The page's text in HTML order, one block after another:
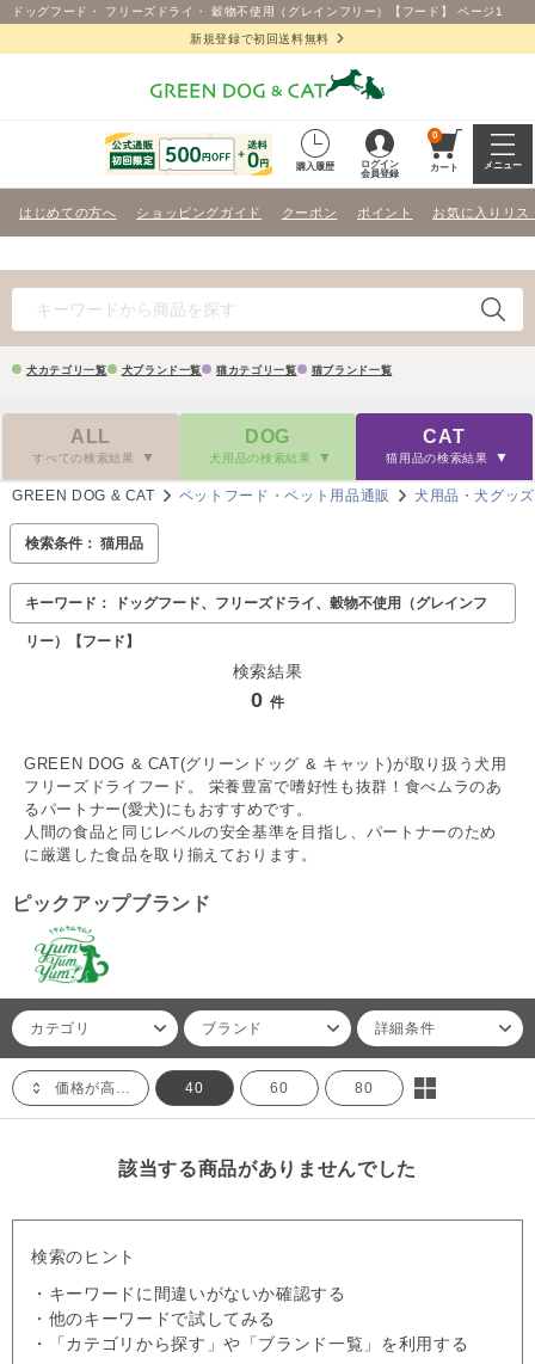
ドッグフード・ フリーズドライ・ 穀物不使用（グレインフリー）【フード】 ページ1
新規登録で初回送料無料
購入履歴
ログイン
会員登録
0
カート メニュー
はじめての方へ ショッピングガイド クーポン ポイント お気に入りリス
犬カテゴリ一覧 犬ブランド一覧 猫カテゴリ一覧 猫ブランド一覧
ALL
すべての検索結果
DOG
犬用品の検索結果
CAT
猫用品の検索結果
GREEN DOG & CAT ペットフード・ペット用品通販 犬用品・犬グッズ
検索条件： 猫用品
キーワード： ドッグフード、フリーズドライ、穀物不使用（グレインフ
リー）【フード】
検索結果
0 件
GREEN DOG & CAT(グリーンドッグ & キャット)が取り扱う犬用
フリーズドライフード。 栄養豊富で嗜好性も抜群！食べムラのあ
るパートナー(愛犬)にもおすすめです。
人間の食品と同じレベルの安全基準を目指し、パートナーのため
に厳選した食品を取り揃えております。
ピックアップブランド
カテゴリ ブランド 詳細条件
価格が高い順 40 60 80
該当する商品がありませんでした
検索のヒント
・キーワードに間違いがないか確認する
・他のキーワードで試してみる
・「カテゴリから探す」や「ブランド一覧」を利用する